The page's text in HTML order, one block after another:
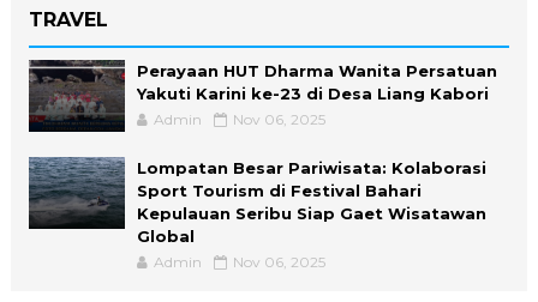
TRAVEL
Perayaan HUT Dharma Wanita Persatuan
Yakuti Karini ke-23 di Desa Liang Kabori
Admin Nov 06, 2025
Lompatan Besar Pariwisata: Kolaborasi
Sport Tourism di Festival Bahari
Kepulauan Seribu Siap Gaet Wisatawan
Global
Admin Nov 06, 2025